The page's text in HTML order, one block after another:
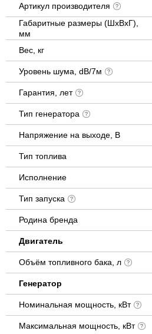
Артикул производителя
Габаритные размеры (ШхВхГ),
мм
Вес, кг
Уровень шума, dB/7м
Гарантия, лет
Тип генератора
Напряжение на выходе, В
Тип топлива
Исполнение
Тип запуска
Родина бренда
Двигатель
Объём топливного бака, л
Генератор
Номинальная мощность, кВт
Максимальная мощность, кВт